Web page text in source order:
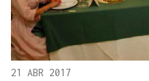
21 ABR 2017